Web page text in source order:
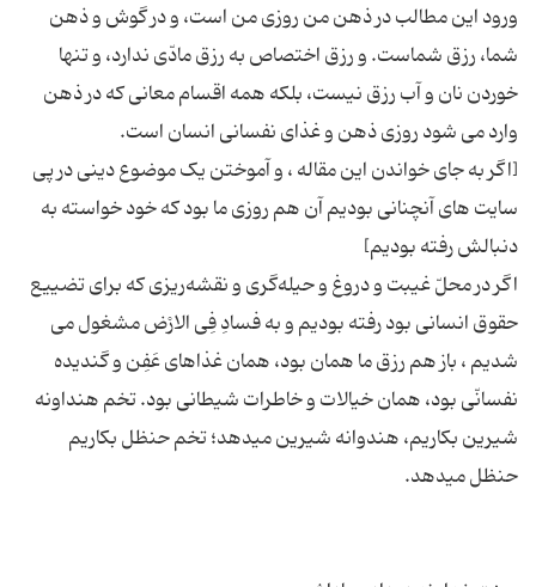
ورود این‌ مطالب‌ در ذهن‌ من‌ روزی‌ من‌ است‌، و در گوش و ذهن
شما، رزق‌ شماست‌. و رزق‌ اختصاص‌ به‌ رزق‌ مادّی‌ ندارد، و تنها
خوردن‌ نان‌ و آب‌ رزق‌ نیست‌، بلكه‌ همه‌ اقسام‌ معانی‌ كه‌ در ذهن‌
[اگر به جای‌ خواندن این مقاله ، و آموختن یک موضوع دینی در پی
سایت های آنچنانی بودیم آن هم روزی ما بود که خود خواسته به
اگر در محلّ غیبت‌ و دروغ‌ و حیله‌گری‌ و نقشه‌ریزی‌ كه‌ برای‌ تضییع‌
حقوق‌ انسانی‌ بود رفته‌ بودیم‌ و به‌ فسادِ فِی‌ الارْض‌ مشغول‌ می
شدیم‌ ، باز هم‌ رزق‌ ما همان‌ بود، همان‌ غذاهای‌ عَفِن‌ و گندیده‌
نفسانّی‌ بود، همان‌ خیالات‌ و خاطرات‌ شیطانی‌ بود. تخم‌ هنداونه‌
شیرین‌ بكاریم‌، هندوانه‌ شیرین‌ میدهد؛ تخم‌ حنظل‌ بكاریم‌